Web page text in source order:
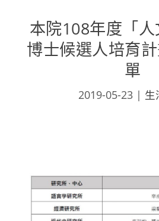
本院108年度「
博士候選人培育
單
2019-05-23 | 生